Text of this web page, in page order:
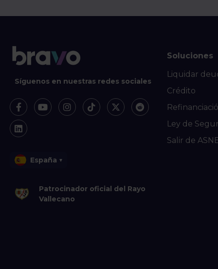
Síguenos en nuestras redes sociales
España ▾
Patrocinador oficial del Rayo
Vallecano
Soluciones
Liquidar
Crédito
Ley de
Salir de